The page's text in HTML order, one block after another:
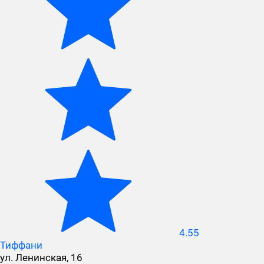
4.55
Тиффани
ул. Ленинская, 16